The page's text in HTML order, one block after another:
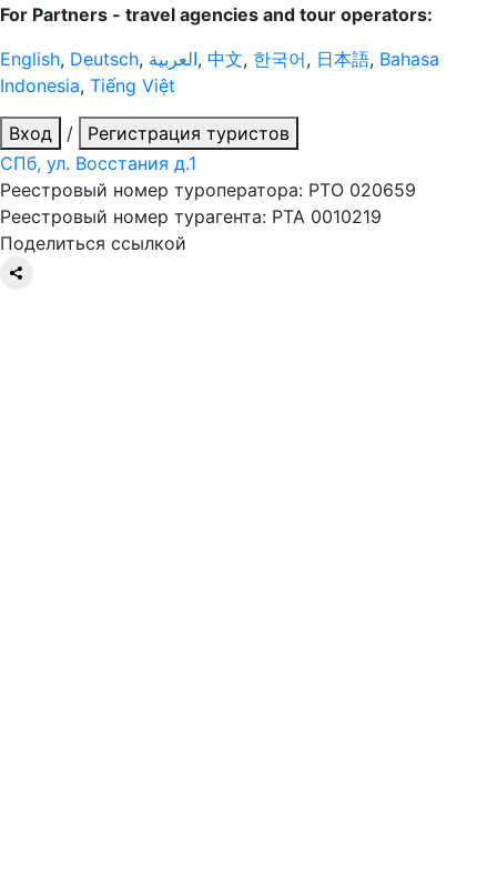
For Partners - travel agencies and tour operators:
English, Deutsch, العربية, 中文, 한국어, 日本語, Bahasa
Indonesia, Tiếng Việt
Вход /
Регистрация туристов
СПб, ул. Восстания д.1
Реестровый номер туроператора: РТО 020659
Реестровый номер турагента: РТА 0010219
Поделиться ссылкой